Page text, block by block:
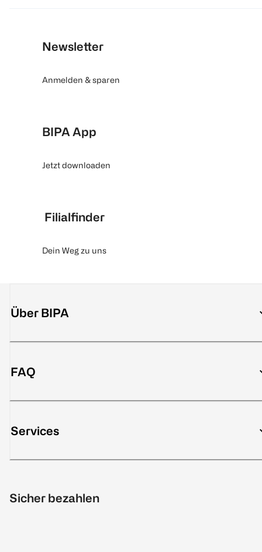
Newsletter
Anmelden & sparen
BIPA App
Jetzt downloaden
Filialfinder
Dein Weg zu uns
Über BIPA
FAQ
Services
Sicher bezahlen